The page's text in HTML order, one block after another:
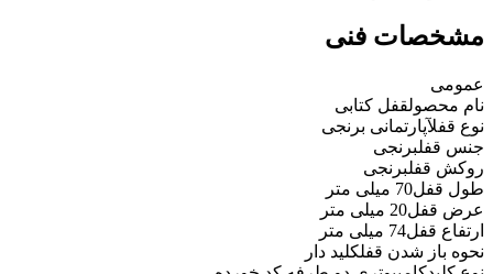
مشخصات فنی
عمومی
نام محصولقفل کتابی
نوع قفلآپارتمانی برنجی
جنس قفلبرنجی
روکش قفلبرنجی
طول قفل70 میلی متر
عرض قفل20 میلی متر
ارتفاع قفل74 میلی متر
نحوه باز شدن قفلکلید دار